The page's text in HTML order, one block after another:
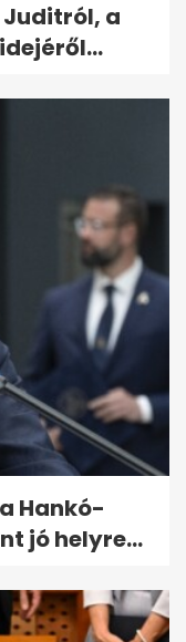
a
Hankó-
jó helyre...